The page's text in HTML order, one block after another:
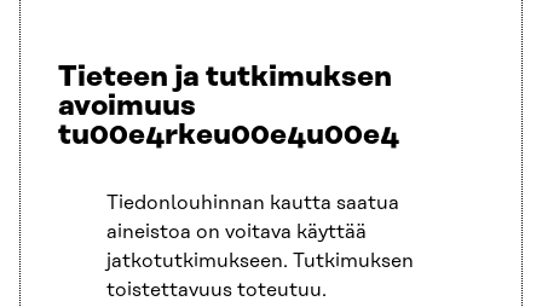
Tieteen ja tutkimuksen
avoimuus
tu00e4rkeu00e4u00e4
Tiedonlouhinnan kautta saatua
aineistoa on voitava käyttää
jatkotutkimukseen. Tutkimuksen
toistettavuus toteutuu.